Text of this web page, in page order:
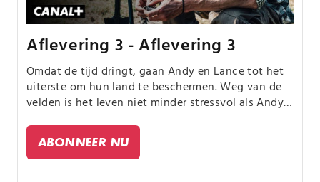
Aflevering 3 - Aflevering 3
Omdat de tijd dringt, gaan Andy en Lance tot het
uiterste om hun land te beschermen. Weg van de
velden is het leven niet minder stressvol als Andy
de logeerkamer vindt.
ABONNEER NU